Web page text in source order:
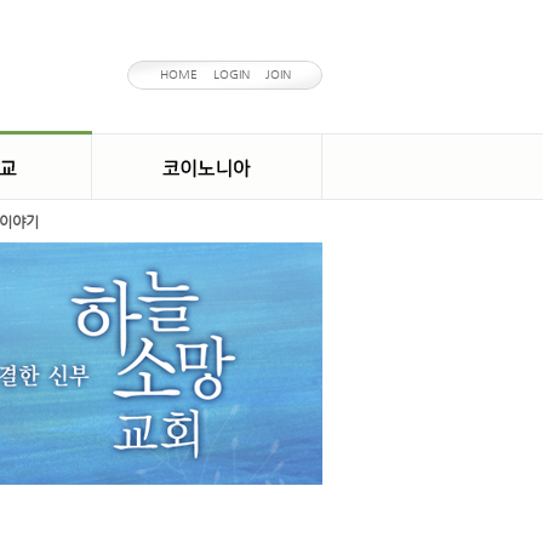
HOME LOGIN JOIN
야기